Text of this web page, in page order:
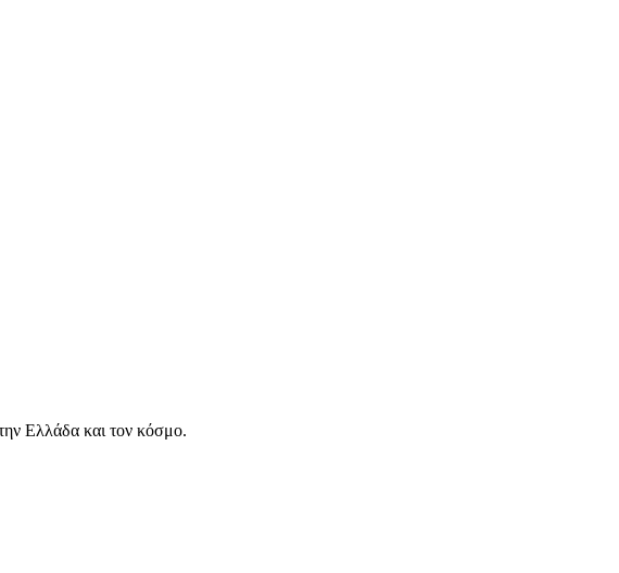
Ελλάδα και τον κόσμο.